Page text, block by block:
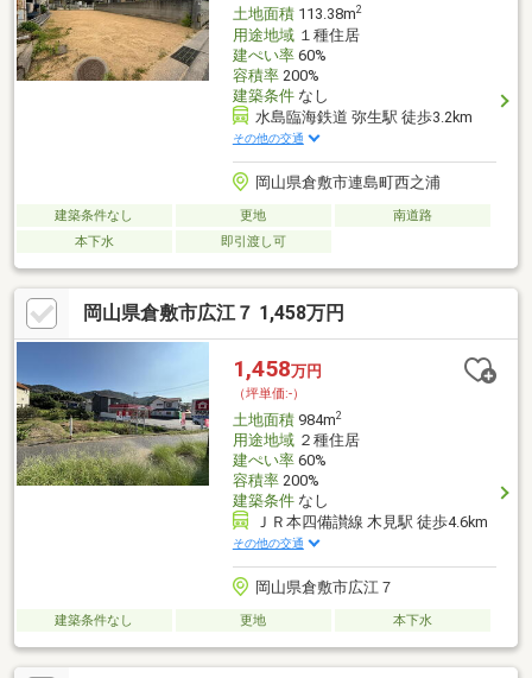
土地面積113.38m2
用途地域１種住居
建ぺい率60%
容積率200%
建築条件なし
水島臨海鉄道 弥生駅 徒歩3.2km
その他の交通
岡山県倉敷市連島町西之浦
建築条件なし 更地
南道路
本下水
即引渡し可
岡山県倉敷市広江７ 1,458万円
1,458万円
（坪単価:-）
土地面積984m2
用途地域２種住居
建ぺい率60%
容積率200%
建築条件なし
ＪＲ本四備讃線 木見駅 徒歩4.6km
その他の交通
岡山県倉敷市広江７
建築条件なし 更地 本下水